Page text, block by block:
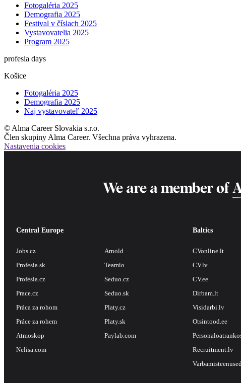
Fotogaléria 2025
Demografia 2025
Festival v číslach 2025
Vystavovatelia 2025
Program 2025
profesia days
Košice
Fotogaléria 2025
Demografia 2025
Naj vystavovateľ 2025
© Alma Career Slovakia s.r.o.
Člen skupiny Alma Career. Všechna práva vyhrazena.
Nastavenia cookies
We are a member of
Central Europe
Jobs.cz
Profesia.sk
Profesia.cz
Prace.cz
Práca za rohom
Práce za rohem
Atmoskop
Nelisa.com
Arnold
Teamio
Seduo.cz
Seduo.sk
Platy.cz
Platy.sk
Paylab.com
Baltics
CVonline.lt
CV.lv
CV.ee
Dirbam.lt
Visidarbi.lv
Otsintood.ee
Recruitment.lv